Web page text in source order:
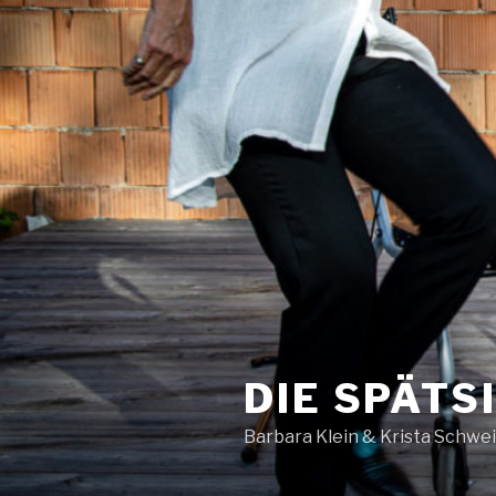
DIE
Barbara Klein & Krista